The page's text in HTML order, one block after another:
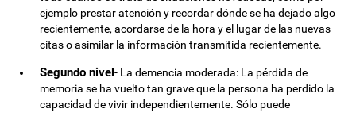
ejemplo prestar atención y recordar dónde se ha dejado algo
recientemente, acordarse de la hora y el lugar de las nuevas
citas o asimilar la información transmitida recientemente.
Segundo nivel- La demencia moderada: La pérdida de
memoria se ha vuelto tan grave que la persona ha perdido la
capacidad de vivir independientemente. Sólo puede